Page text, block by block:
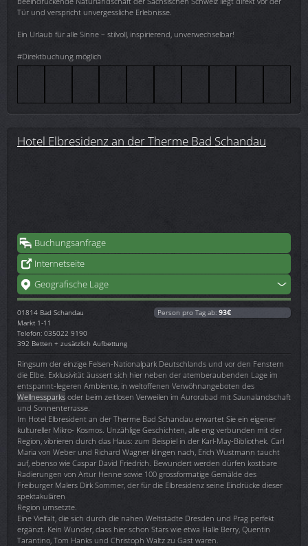
Tür und verspricht unvergessliche Erlebnisse.
Ein Urlaub für alle Sinne – stilvoll, inspirierend, unverwechselbar!
#Direktbuchung möglich
Hotel Elbresidenz an der Therme Bad Schandau
Buchungsanfrage
Internetseite
Geografische Lage
01814 Bad Schandau
Markt 1-11
Telefon: 035022 9190
392 Betten + zusätzlich Aufbettung
Person pro Tag ab: 93€
Ringsum der einzige Felsen-Nationalpark Deutschlands und vor den Fenstern
die Elbe. Exklusivität äussert sich hier neben der atemberaubenden Lage im
entspannt-legeren Ambiente, in weltoffenen Verwöhnangeboten des
Wellnessparks oder beim zeitlosen Verweilen im Aurorabad mit Saunalandschaft
und Sonnenterrasse.
Im Hotel Elbresident an der Therme Bad Schandau erwartet Sie ein eigener
kultureller Mikro- Kosmos. Unzählige Geschichten, alle eng verbunden mit der
Region, vibrieren durch das Haus: zum Beispiel in der Karl-May-Bibliothek. Carl
Maria von Weber und Richard Wagner klingen nach, Erich Wustmann taucht
auf, ebenso wie Caspar David Friedrich. Bewundert werden dürfen kostbare
Radierungen von Artur Henne sowie 100 grossformatige Gemälde des
Freiburger Malers Dirk Sommer, der für die Elbresidenz seine Eindrücke dieser
spektakulären
Region umsetzte.
Eine Vielfalt, die sich durch die nahen Weltstädte Dresden und Prag perfekt
ergänzt. Kein Wunder, dass hier schon Stars wie etwa Halle Berry, Quentin
Tarantino, Tom Hanks und Christoph Waltz zu Gast waren.